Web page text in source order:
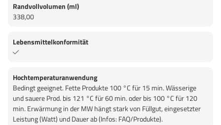
Randvollvolumen (ml)
338,00
Lebensmittelkonformität
Hochtemperaturanwendung
Bedingt geeignet. Fette Produkte 100 °C für 15 min. Wässerige
und sauere Prod. bis 121 °C für 60 min. oder bis 100 °C für 120
min. Erwärmung in der MW hängt stark von Füllgut, eingesetzter
Leistung (Watt) und Dauer ab (Infos: FAQ/Produkte).